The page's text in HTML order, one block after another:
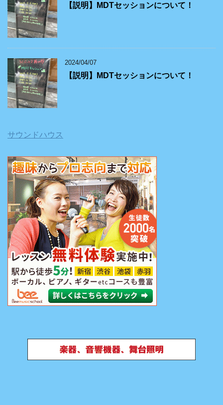
【説明】MDTセッションについて！
2024/04/07
【説明】MDTセッションについて！
サウンドハウス